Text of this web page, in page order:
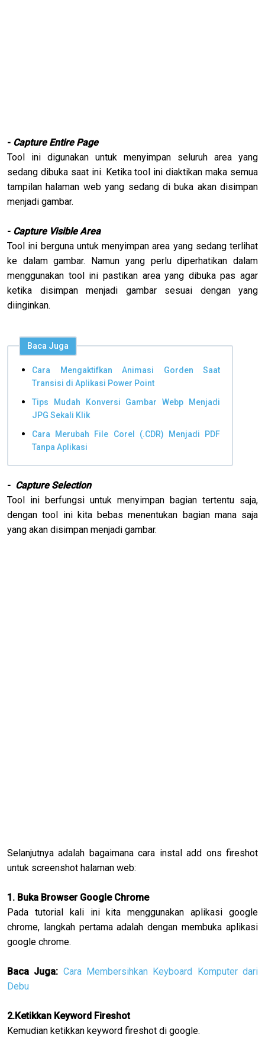
- Capture Entire Page
Tool ini digunakan untuk menyimpan seluruh area yang
sedang dibuka saat ini. Ketika tool ini diaktikan maka semua
tampilan halaman web yang sedang di buka akan disimpan
menjadi gambar.
- Capture Visible Area
Tool ini berguna untuk menyimpan area yang sedang terlihat
ke dalam gambar. Namun yang perlu diperhatikan dalam
menggunakan tool ini pastikan area yang dibuka pas agar
ketika disimpan menjadi gambar sesuai dengan yang
diinginkan.
Baca Juga
Cara Mengaktifkan Animasi Gorden Saat
Transisi di Aplikasi Power Point
Tips Mudah Konversi Gambar Webp Menjadi
JPG Sekali Klik
Cara Merubah File Corel (.CDR) Menjadi PDF
Tanpa Aplikasi
- Capture Selection
Tool ini berfungsi untuk menyimpan bagian tertentu saja,
dengan tool ini kita bebas menentukan bagian mana saja
yang akan disimpan menjadi gambar.
Selanjutnya adalah bagaimana cara instal add ons fireshot
untuk screenshot halaman web:
1. Buka Browser Google Chrome
Pada tutorial kali ini kita menggunakan aplikasi google
chrome, langkah pertama adalah dengan membuka aplikasi
google chrome.
Baca Juga: Cara Membersihkan Keyboard Komputer dari
Debu
2.Ketikkan Keyword Fireshot
Kemudian ketikkan keyword fireshot di google.